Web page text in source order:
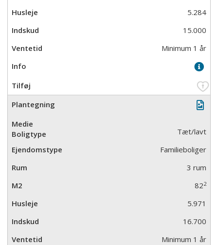
5.284
15.000
Minimum 1 år
Tæt/lavt
Familieboliger
3 rum
822
5.971
16.700
Minimum 1 år